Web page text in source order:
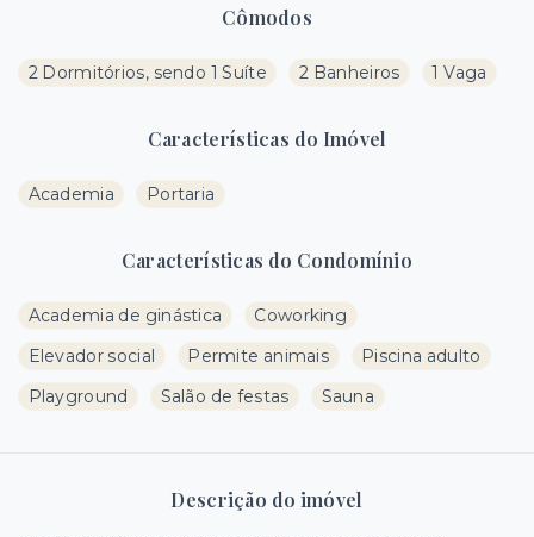
Cômodos
2 Dormitórios, sendo 1 Suíte 2 Banheiros 1 Vaga
Características do Imóvel
Academia Portaria
Características do Condomínio
Academia de ginástica
Coworking
Elevador social
Permite animais
Piscina adulto
Playground
Salão de festas Sauna
Descrição do imóvel